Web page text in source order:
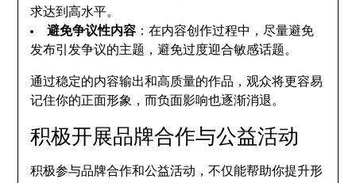
求达到高水平。
避免争议性内容 ：在内容创作过程中，尽量避免
发布引发争议的主题，避免过度迎合敏感话题。
通过稳定的内容输出和高质量的作品，观众将更容易
记住你的正面形象，而负面影响也逐渐消退。
积极开展品牌合作与公益活动
积极参与品牌合作和公益活动，不仅能帮助你提升形